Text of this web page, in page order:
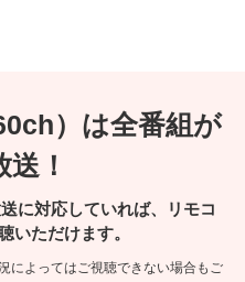
）は全番組が
！
に対応していれば、リモコ
いただけます。
によってはご視聴できない場合もご